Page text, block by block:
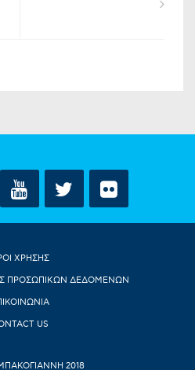
ΧΡΗΣΗΣ
ΠΡΟΣΩΠΙΚΩΝ ΔΕΔΟΜΕΝΩΝ
US
2018